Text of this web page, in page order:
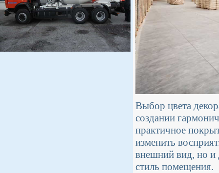
Выбор цвета
создании
практичное
изменить
внешний вид, но и
стиль помещения.